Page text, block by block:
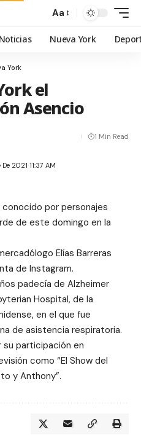
Aa
Noticias Nueva York
York
el
Asencio
2021 11:37 AM
1 Min Read
conocido por personajes
de este domingo en la
Elías Barreras
de Instagram.
padecía de Alzheimer
Hospital, de la
en el que fue
de asistencia respiratoria.
participación en
como “El Show del
y Anthony”.